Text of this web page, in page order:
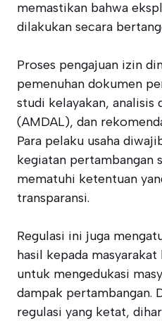
memastikan bahwa
dilakukan secara
Proses pengajuan izin
pemenuhan dokumen
studi kelayakan, analisis
(AMDAL), dan
Para pelaku usaha
kegiatan pertambangan
mematuhi ketentuan
transparansi.
Regulasi ini juga
hasil kepada
untuk mengedukasi
dampak pertambangan.
regulasi yang ketat,